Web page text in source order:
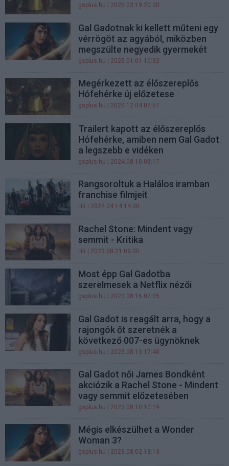
gsplus.hu | 2025.03.19 20:00
Gal Gadotnak ki kellett műteni egy
vérrögöt az agyából, miközben
megszülte negyedik gyermekét
gsplus.hu | 2025.01.01 10:32
Megérkezett az élőszereplős
Hófehérke új előzetese
gsplus.hu | 2024.12.04 07:57
Trailert kapott az élőszereplős
Hófehérke, amiben nem Gal Gadot
a legszebb e vidéken
gsplus.hu | 2024.08.10 08:17
Rangsoroltuk a Halálos iramban
franchise filmjeit
Hír | 2024.04.14 14:00
Rachel Stone: Mindent vagy
semmit - Kritika
Hír | 2023.08.21 09:00
Most épp Gal Gadotba
szerelmesek a Netflix nézői
gsplus.hu | 2023.08.16 07:05
Gal Gadot is reagált arra, hogy a
rajongók őt szeretnék a
következő 007-es ügynöknek
gsplus.hu | 2023.08.13 17:40
Gal Gadot női James Bondként
akciózik a Rachel Stone - Mindent
vagy semmit előzetesében
gsplus.hu | 2023.08.10 10:19
Mégis elkészülhet a Wonder
Woman 3?
gsplus.hu | 2023.08.02 18:13